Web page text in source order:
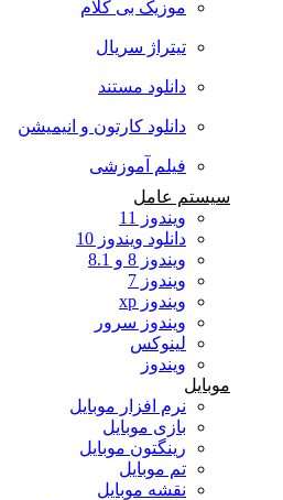
موزیک بی کلام
تیتراژ سریال
دانلود مستند
دانلود کارتون و انیمیشن
فیلم آموزشی
سیستم عامل
ویندوز 11
دانلود ویندوز 10
ویندوز 8 و 8.1
ویندوز 7
ویندوز xp
ویندوز سرور
لینوکس
ویندوز
موبایل
نرم افزار موبایل
بازی موبایل
رینگتون موبایل
تم موبایل
نقشه موبایل